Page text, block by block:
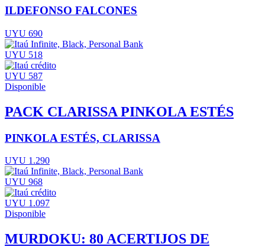
ILDEFONSO FALCONES
UYU 690
UYU 518
UYU 587
Disponible
PACK CLARISSA PINKOLA ESTÉS
PINKOLA ESTÉS, CLARISSA
UYU 1.290
UYU 968
UYU 1.097
Disponible
MURDOKU: 80 ACERTIJOS DE